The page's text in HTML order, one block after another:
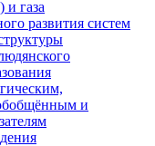
и газа
развития систем
и